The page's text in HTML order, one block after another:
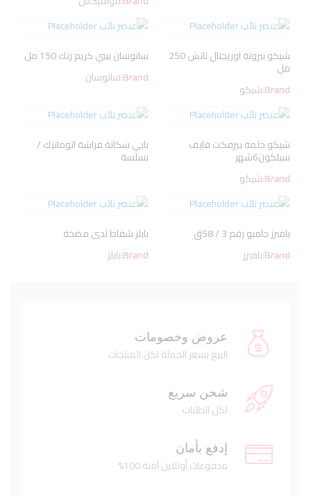
شيكو ببرونة اوريجنال تاتش 250
مل
Brand:شيكو
سانوسان بيبي كريم زنك 150 مل
Brand:سانوسان
شيكو حلمة بيرفكت فايف
سيلكون6شهر
Brand:شيكو
بابي سكاتة فراشة اتوماتيك /
بسلسة
بامبرز جامبو رقم 3 / 58ق
Brand:بامبرز
بابلز شفاط ثدى مضخة
Brand:بابلز
عروض وخصومات
البيع بسعر الجملة لكل المنتجات
شحن سريع
لكل الطلبات
إدفع بأمان
مدفوعات أونلاين آمنة 100%